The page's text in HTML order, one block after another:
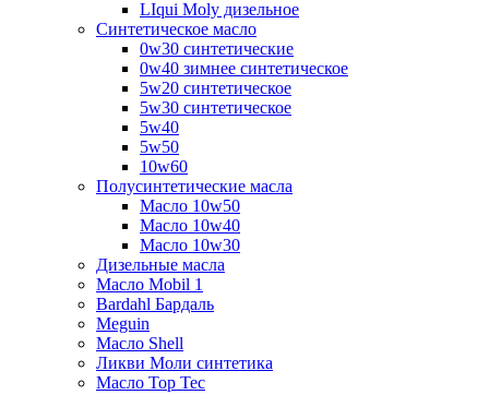
LIqui Moly дизельное
Синтетическое масло
0w30 синтетические
0w40 зимнее синтетическое
5w20 синтетическое
5w30 синтетическое
5w40
5w50
10w60
Полусинтетические масла
Масло 10w50
Масло 10w40
Масло 10w30
Дизельные масла
Масло Mobil 1
Bardahl Бардаль
Meguin
Масло Shell
Ликви Моли синтетика
Масло Top Tec